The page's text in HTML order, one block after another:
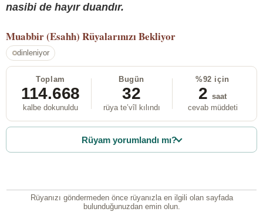
nasibi de hayır duandır.
Muabbir (Esahh) Rüyalarınızı Bekliyor
dinleniyor
Toplam
114.668
kalbe dokunuldu
Bugün
32
rüya te’vîl kılındı
%92 için
2 saat
cevab müddeti
Rüyam yorumlandı mı?
Rüyanızı göndermeden önce rüyanızla en ilgili olan sayfada
bulunduğunuzdan emin olun.